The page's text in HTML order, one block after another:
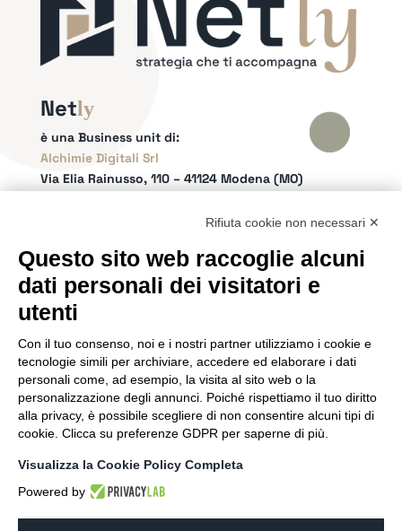
Netly
è una Business unit di:
Alchimie Digitali Srl
Via Elia Rainusso, 110 – 41124 Modena (MO)
REA Modena 01/02/2005 N. 346879
Email:info@netly.it
PEC:alchimiedigitali@pec.adigitali.it
Sitemap
SEGUICI SUI SOCIAL
SIAMO PARTNER DI
Rifiuta cookie non necessari ✕
Questo sito web raccoglie alcuni
dati personali dei visitatori e
utenti
Con il tuo consenso, noi e i nostri partner utilizziamo i cookie e
tecnologie simili per archiviare, accedere ed elaborare i dati
personali come, ad esempio, la visita al sito web o la
personalizzazione degli annunci. Poiché rispettiamo il tuo diritto
alla privacy, è possibile scegliere di non consentire alcuni tipi di
cookie. Clicca su preferenze GDPR per saperne di più.
Visualizza la Cookie Policy Completa
Powered by